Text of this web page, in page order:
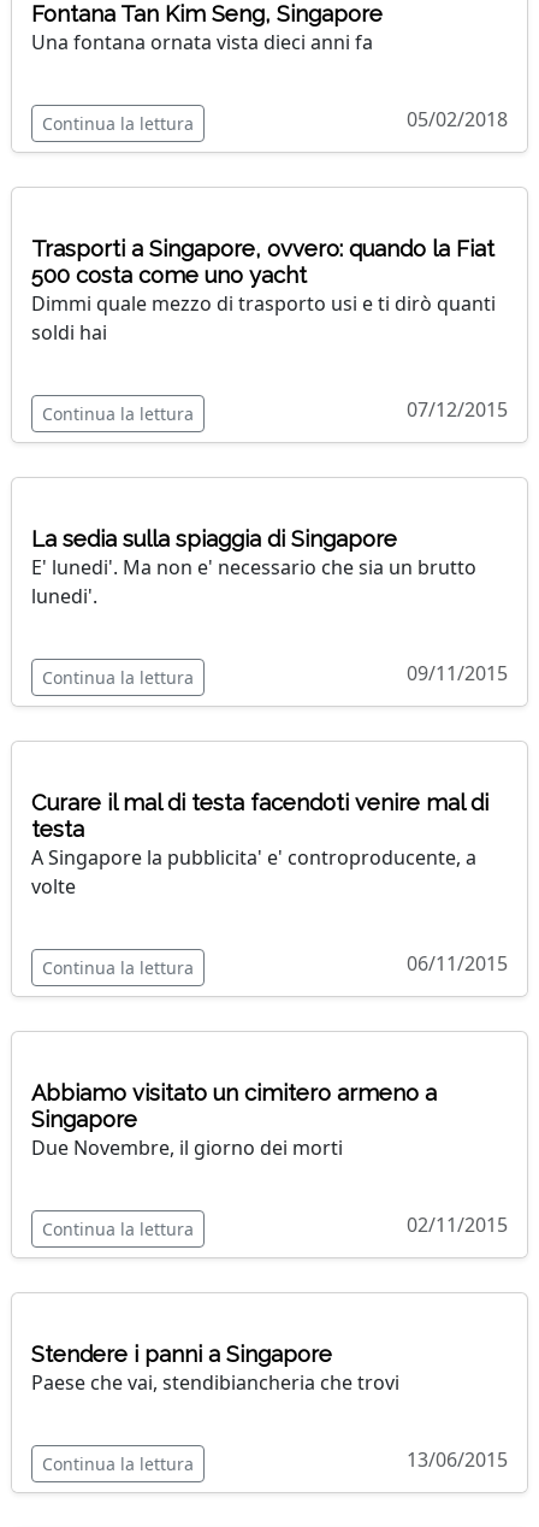
Fontana Tan Kim Seng, Singapore
Una fontana ornata vista dieci anni fa
Continua la lettura 05/02/2018
Trasporti a Singapore, ovvero: quando la Fiat
500 costa come uno yacht
Dimmi quale mezzo di trasporto usi e ti dirò quanti
soldi hai
Continua la lettura 07/12/2015
La sedia sulla spiaggia di Singapore
E' lunedi'. Ma non e' necessario che sia un brutto
lunedi'.
Continua la lettura 09/11/2015
Curare il mal di testa facendoti venire mal di
testa
A Singapore la pubblicita' e' controproducente, a
volte
Continua la lettura 06/11/2015
Abbiamo visitato un cimitero armeno a
Singapore
Due Novembre, il giorno dei morti
Continua la lettura 02/11/2015
Stendere i panni a Singapore
Paese che vai, stendibiancheria che trovi
Continua la lettura 13/06/2015